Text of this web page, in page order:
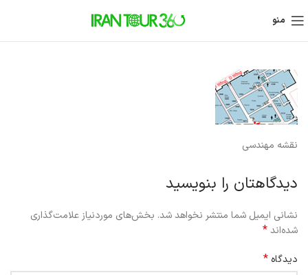
منو
نقشه مهندسی
دیدگاهتان را بنویسید
نشانی ایمیل شما منتشر نخواهد شد. بخش‌های موردنیاز علامت‌گذاری
شده‌اند*
دیدگاه *